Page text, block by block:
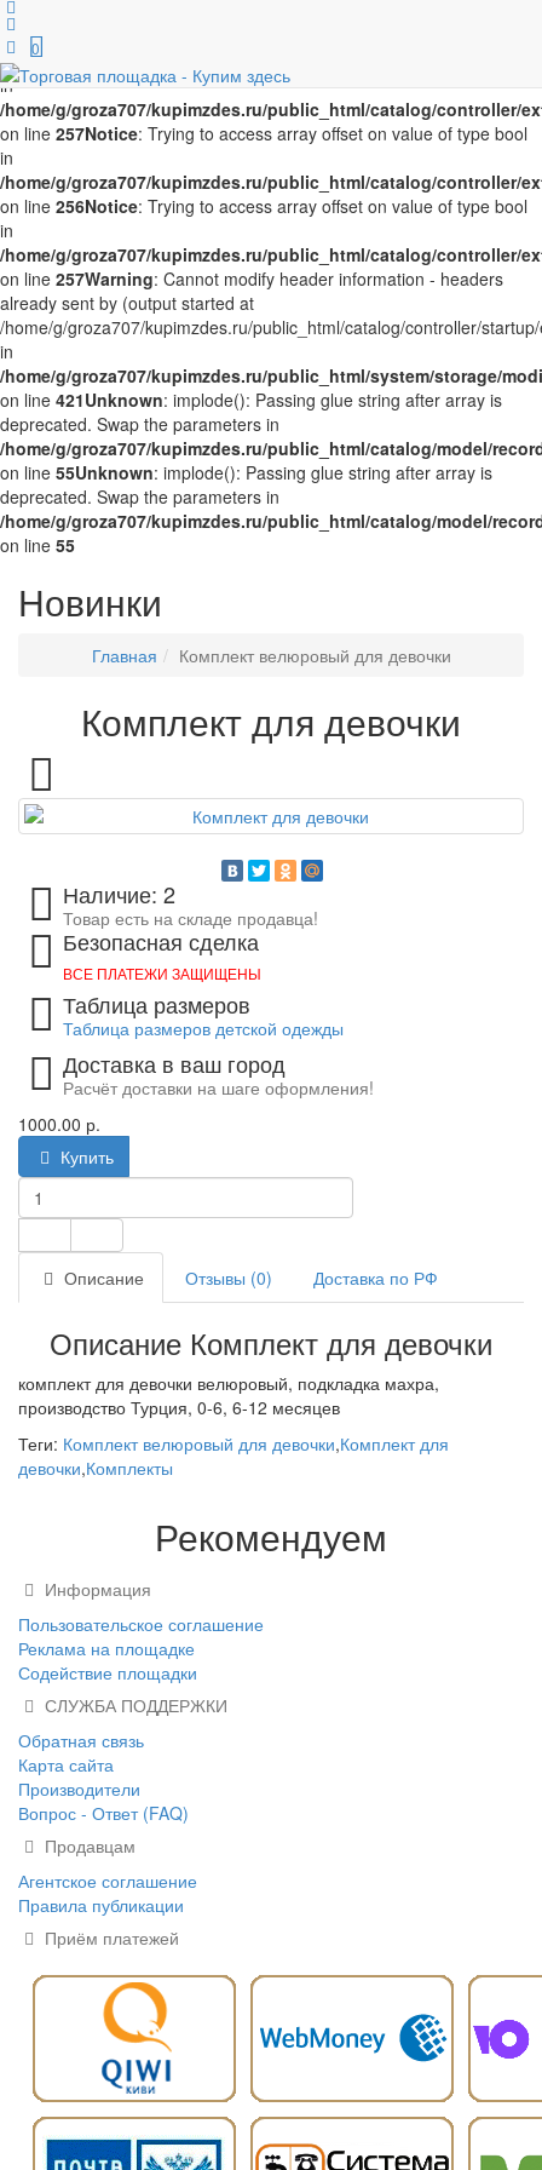
Notice
/home/g/groza707/kupimzdes.ru/public_html/catalog/controller/
on line
in
/home/g/groza707/kupimzdes.ru/public_html/catalog/controller/
on line 257Notice: Trying to access array offset on value of type bool
in
/home/g/groza707/kupimzdes.ru/public_html/catalog/controller/
on line 256Notice: Trying to access array offset on value of type bool
in
/home/g/groza707/kupimzdes.ru/public_html/catalog/controller/
on line 257Warning: Cannot modify header information - headers
already sent by (output started at
/home/g/groza707/kupimzdes.ru/public_html/catalog/controller/
in
/home/g/groza707/kupimzdes.ru/public_html/system/storage/
on line 421Unknown: implode(): Passing glue string after array is
deprecated. Swap the parameters in
/home/g/groza707/kupimzdes.ru/public_html/catalog/model/
on line 55Unknown: implode(): Passing glue string after array is
deprecated. Swap the parameters in
/home/g/groza707/kupimzdes.ru/public_html/catalog/model/
on line 55
0
Новинки
Главная Комплект велюровый для девочки
Комплект для девочки
Наличие: 2
Товар есть на складе продавца!
Безопасная сделка
ВСЕ ПЛАТЕЖИ ЗАЩИЩЕНЫ
Таблица размеров
Таблица размеров детской одежды
Доставка в ваш город
Расчёт доставки на шаге оформления!
1000.00 р.
Купить
Описание Отзывы (0) Доставка по РФ
Описание Комплект для девочки
комплект для девочки велюровый, подкладка махра,
производство Турция, 0-6, 6-12 месяцев
Теги: Комплект велюровый для девочки,Комплект для
девочки,Комплекты
Рекомендуем
Информация
Пользовательское соглашение
Реклама на площадке
Содействие площадки
СЛУЖБА ПОДДЕРЖКИ
Обратная связь
Карта сайта
Производители
Вопрос - Ответ (FAQ)
Продавцам
Агентское соглашение
Правила публикации
Приём платежей